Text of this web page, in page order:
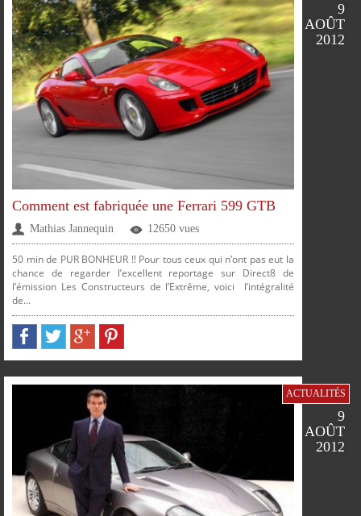
9
AOÛT
2012
Comment est fabriquée une Ferrari 599 GTB
Mathias Jannequin 12650 vues
50 min de PUR BONHEUR !! Pour tous ceux qui n’ont pas eut la
chance de regarder l’excellent reportage sur Direct8 de
l’émission Les Constructeurs de l’Extrême, voici l’intégralité
de...
ACTUALITÉS
9
AOÛT
2012